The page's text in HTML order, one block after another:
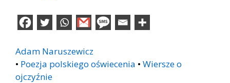
Adam Naruszewicz
• Poezja polskiego oświecenia • Wiersze o
ojczyźnie